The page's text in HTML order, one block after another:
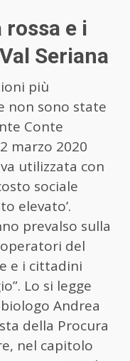
e i
Seriana
più
non sono state
Conte
marzo 2020
utilizzata con
sociale
elevato’.
prevalso sulla
del
e i cittadini
Lo si legge
Andrea
della Procura
nel capitolo